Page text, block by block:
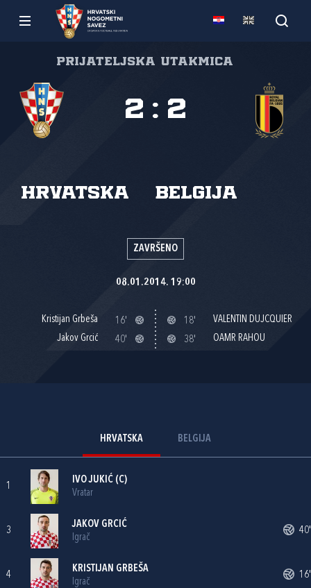
Prijateljska utakmica
Hrvatska Belgija
2 : 2
ZAVRŠENO
08.01.2014. 19:00
Kristijan Grbeša
16'
Jakov Grcić
40'
18'
VALENTIN DUJCQUIER
38'
OAMR RAHOU
HRVATSKA BELGIJA
1
IVO JUKIĆ (C)
Vratar
3
JAKOV GRCIĆ
Igrač
40'
4
KRISTIJAN GRBEŠA
Igrač
16'